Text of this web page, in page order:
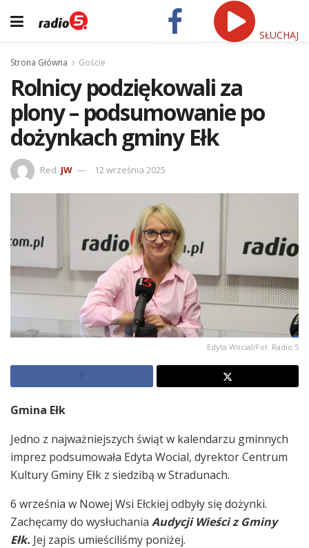
SŁUCHAJ
Strona Główna Goście
Rolnicy podziękowali za
plony – podsumowanie po
dożynkach gminy Ełk
Red. JW 12 września 2025
Edyta Wocial/Fot. Radio 5
Gmina Ełk
Jedno z najważniejszych świąt w kalendarzu gminnych
imprez podsumowała Edyta Wocial, dyrektor Centrum
Kultury Gminy Ełk z siedzibą w Stradunach.
6 września w Nowej Wsi Ełckiej odbyły się dożynki.
Zachęcamy do wysłuchania Audycji Wieści z Gminy
Ełk. Jej zapis umieściliśmy poniżej.